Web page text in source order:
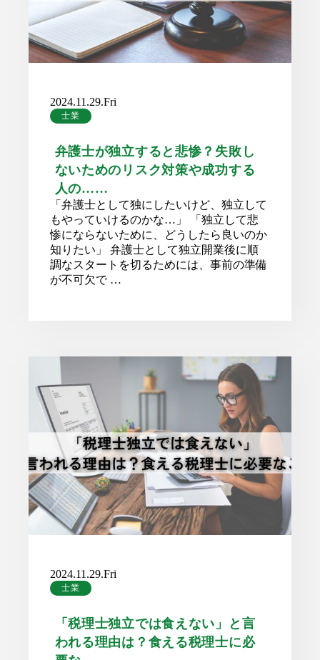
2024.11.29.Fri
士業
弁護士が独立すると悲惨？失敗し
ないためのリスク対策や成功する
人の……
「弁護士として独にしたいけど、独立して
もやっていけるのかな…」 「独立して悲
惨にならないために、どうしたら良いのか
知りたい」 弁護士として独立開業後に順
調なスタートを切るためには、事前の準備
が不可欠で …
2024.11.29.Fri
士業
「税理士独立では食えない」と言
われる理由は？食える税理士に必